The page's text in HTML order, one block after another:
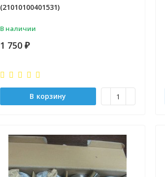
(21010100401531)
В наличии
1 750 ₽
В корзину